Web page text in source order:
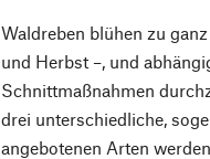
Waldreben blühen zu
und Herbst –, und
Schnittmaßnahmen
drei unterschiedliche,
angebotenen Arten